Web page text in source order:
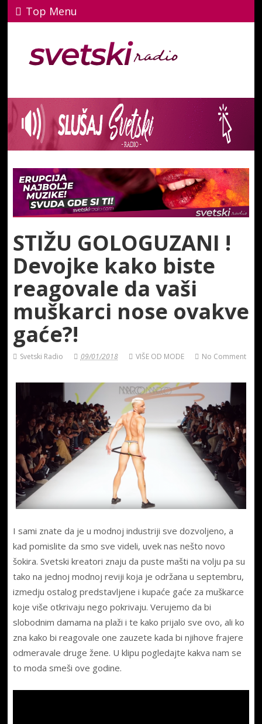
Top Menu
STIŽU GOLOGUZANI !
Devojke kako biste
reagovale da vaši
muškarci nose ovakve
gaće?!
Svetski Radio 09/01/2018 VIŠE OD MODE No Comment
I sami znate da je u modnoj industriji sve dozvoljeno, a
kad pomislite da smo sve videli, uvek nas nešto novo
šokira. Svetski kreatori znaju da puste mašti na volju pa su
tako na jednoj modnoj reviji koja je održana u septembru,
izmedju ostalog predstavljene i kupaće gaće za muškarce
koje više otkrivaju nego pokrivaju. Verujemo da bi
slobodnim damama na plaži i te kako prijalo sve ovo, ali ko
zna kako bi reagovale one zauzete kada bi njihove frajere
odmeravale druge žene. U klipu pogledajte kakva nam se
to moda smeši ove godine.